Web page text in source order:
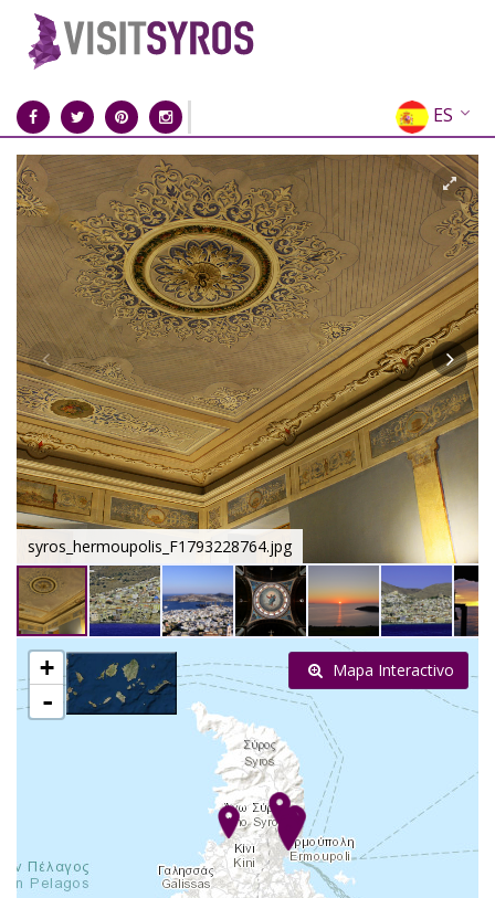
ES
EN
EL
FR
DE
IT
RU
CN
syros_hermoupolis_F1793228764.jpg
+
-
Mapa Interactivo